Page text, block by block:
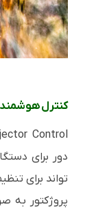
کنترل هوشمند
پروژکتور به